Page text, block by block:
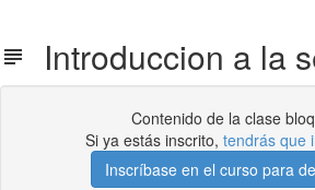
Introduccion a la
Contenido de la clase
Si ya estás inscrito, tendrás que
Inscríbase en el curso para